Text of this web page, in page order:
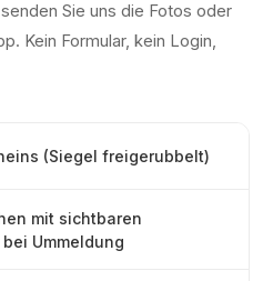
Sie uns die Fotos oder
Kein Formular, kein Login,
(Siegel freigerubbelt)
mit sichtbaren
Ummeldung